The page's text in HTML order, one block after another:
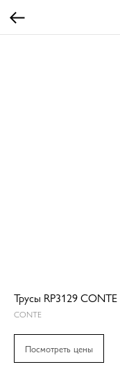
Трусы RP3129 CONTE
CONTE
Посмотреть цены